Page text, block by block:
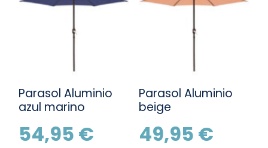
Parasol Aluminio
azul marino
54,95 €
Parasol Aluminio
beige
49,95 €